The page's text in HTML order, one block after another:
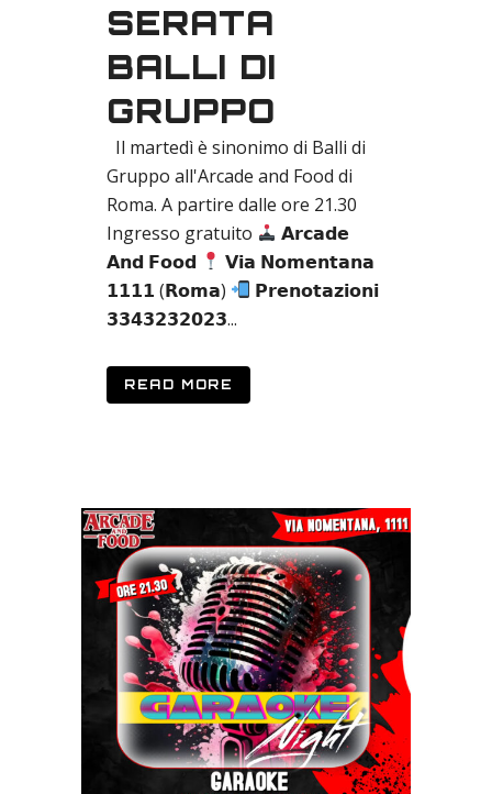
SERATA
BALLI DI
GRUPPO
Il martedì è sinonimo di Balli di
Gruppo all'Arcade and Food di
Roma. A partire dalle ore 21.30
Ingresso gratuito
𝗔𝗿𝗰𝗮𝗱𝗲
𝗔𝗻𝗱 𝗙𝗼𝗼𝗱
𝗩𝗶𝗮 𝗡𝗼𝗺𝗲𝗻𝘁𝗮𝗻𝗮
𝟭𝟭𝟭𝟭 (𝗥𝗼𝗺𝗮)
𝗣𝗿𝗲𝗻𝗼𝘁𝗮𝘇𝗶𝗼𝗻𝗶
𝟯𝟯𝟰𝟯𝟮𝟯𝟮𝟬𝟮𝟯...
READ MORE